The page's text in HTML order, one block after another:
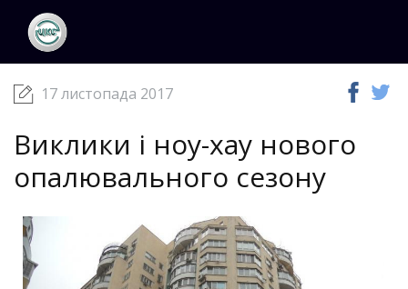
ЦКС
17 листопада 2017
Виклики і ноу-хау нового
опалювального сезону